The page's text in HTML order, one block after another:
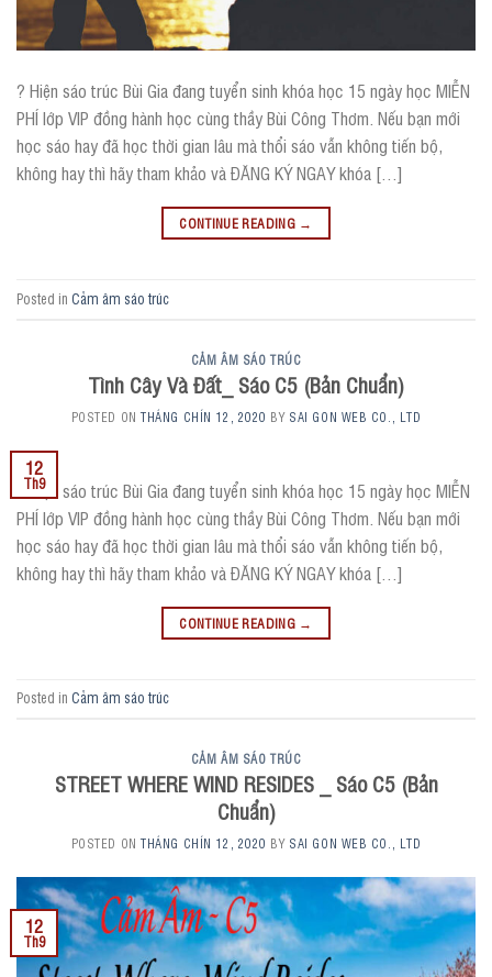
? Hiện sáo trúc Bùi Gia đang tuyển sinh khóa học 15 ngày học MIỄN
PHÍ lớp VIP đồng hành học cùng thầy Bùi Công Thơm. Nếu bạn mới
học sáo hay đã học thời gian lâu mà thổi sáo vẫn không tiến bộ,
không hay thì hãy tham khảo và ĐĂNG KÝ NGAY khóa […]
CONTINUE READING →
Posted in Cảm âm sáo trúc
CẢM ÂM SÁO TRÚC
Tình Cây Và Đất_ Sáo C5 (Bản Chuẩn)
POSTED ONTHÁNG CHÍN 12, 2020 BY SAI GON WEB CO., LTD
12
Th9
? Hiện sáo trúc Bùi Gia đang tuyển sinh khóa học 15 ngày học MIỄN
PHÍ lớp VIP đồng hành học cùng thầy Bùi Công Thơm. Nếu bạn mới
học sáo hay đã học thời gian lâu mà thổi sáo vẫn không tiến bộ,
không hay thì hãy tham khảo và ĐĂNG KÝ NGAY khóa […]
CONTINUE READING →
Posted in Cảm âm sáo trúc
CẢM ÂM SÁO TRÚC
STREET WHERE WIND RESIDES _ Sáo C5 (Bản
Chuẩn)
POSTED ONTHÁNG CHÍN 12, 2020 BY SAI GON WEB CO., LTD
12
Th9